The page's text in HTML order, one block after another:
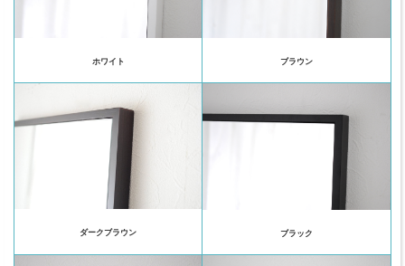
ホワイト ブラウン
ダークブラウン ブラック